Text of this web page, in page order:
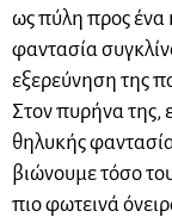
ως πύλη προς ένα
φαντασία
εξερεύνηση της
Στον πυρήνα της,
θηλυκής
βιώνουμε τόσο
πιο φωτεινά